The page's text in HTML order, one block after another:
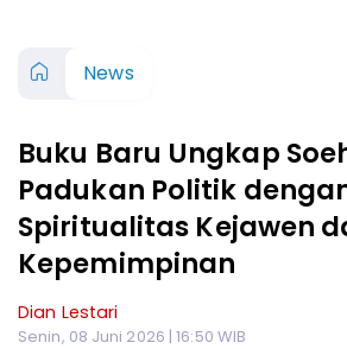
News
Buku Baru Ungkap
Padukan Politik
Spiritualitas Kejawen
Kepemimpinan
Dian Lestari
Senin, 08 Juni 2026 | 16:50 WIB